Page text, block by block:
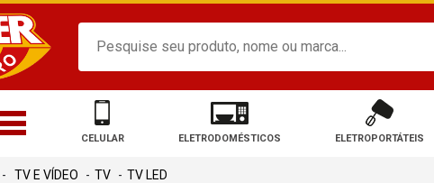
CELULAR ELETRODOMÉSTICOS ELETROPORTÁTEIS
TV E VÍDEO TV TV LED